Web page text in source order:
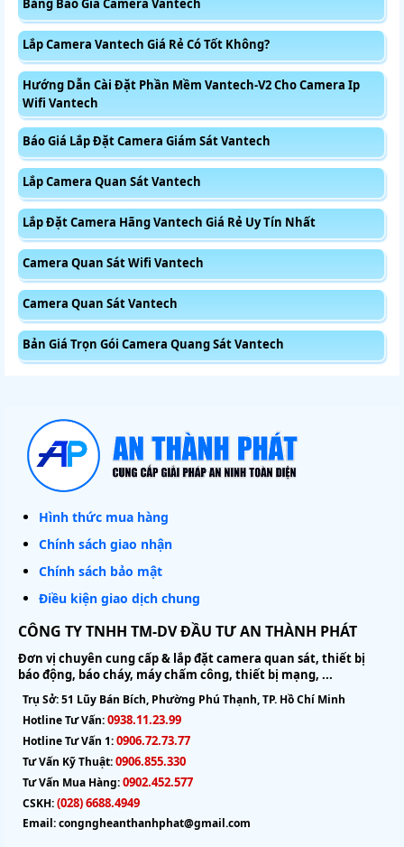
Bảng Báo Giá Camera Vantech
Lắp Camera Vantech Giá Rẻ Có Tốt Không?
Hướng Dẫn Cài Đặt Phần Mềm Vantech-V2 Cho Camera Ip
Wifi Vantech
Báo Giá Lắp Đặt Camera Giám Sát Vantech
Lắp Camera Quan Sát Vantech
Lắp Đặt Camera Hãng Vantech Giá Rẻ Uy Tín Nhất
Camera Quan Sát Wifi Vantech
Camera Quan Sát Vantech
Bản Giá Trọn Gói Camera Quang Sát Vantech
Hình thức mua hàng
Chính sách giao nhận
Chính sách bảo mật
Điều kiện giao dịch chung
CÔNG TY TNHH TM-DV ĐẦU TƯ AN THÀNH PHÁT
Đơn vị chuyên cung cấp & lắp đặt camera quan sát, thiết bị
báo động, báo cháy, máy chấm công, thiết bị mạng, ...
Trụ Sở:51 Lũy Bán Bích, Phường Phú Thạnh, TP. Hồ Chí Minh
Hotline Tư Vấn:0938.11.23.99
Hotline Tư Vấn 1:0906.72.73.77
Tư Vấn Kỹ Thuật:0906.855.330
Tư Vấn Mua Hàng:0902.452.577
CSKH:(028) 6688.4949
Email:congngheanthanhphat@gmail.com